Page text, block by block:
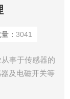
： 3041
事于传感器的
及电磁开关等